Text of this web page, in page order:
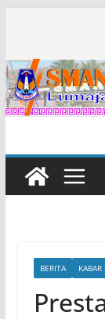
content
BERITA KABAR